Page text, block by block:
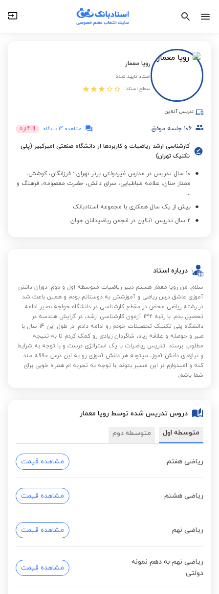
رویا معمار
استاد تایید شده
سطح استاد:
تدریس آنلاین
106 جلسه موفق مشاهده 14 دیدگاه 4.9 از 5
کارشناسی ارشد ریاضیات و کاربردها از دانشگاه صنعتی امیرکبیر (پلی
تکنیک تهران)
10 سال تدریس در مدارس غیردولتی برتر تهران : فرزانگان، کوشش،
ممتاز حنان، علامه طباطبایی، سرای دانش، حضرت معصومه، فرهنگ و
...
بیش از یک سال همکاری با مجموعه استادبانک
2 سال تدریس آنلاین در انجمن ریاضیدانان جوان
درباره استاد
سلام. من رویا معمار هستم دبیر ریاضیات متوسطه اول و دوم. دوران دانش
آموزی عاشق درس ریاضی و آموزشش به دوستانم بودم و همین باعث شد
در رشته ریاضی محض در مقطع کارشناسی در دانشگاه خواجه نصیر ادامه
تحصیل بدم. با رتبه 132 آزمون کارشناسی ارشد، در گرایش هندسه در
دانشگاه پلی تکنیک تحصیلات خودم رو ادامه دادم. در طول این 14 سال با
صبر و حوصله و علاقه زیاد، شاگردان زیادی رو کمک کردم تا به نتیجه
مطلوب برسند. تدریس ریاضیات با یک استراتژی درست و با توجه به شرایط
و نیازهای دانش آموز، میتونه هر دانش آموزی رو به این درس علاقه مند
کنه و امیدوارم در این مسیر بتونم با توجه به تجربه ام همراه خوبی برای
شما باشم.
دروس تدریس شده توسط رویا معمار
متوسطه اول متوسطه دوم
ریاضی هفتم مشاهده قیمت
ریاضی هشتم مشاهده قیمت
ریاضی نهم مشاهده قیمت
ریاضی نهم به دهم نمونه
دولتی
مشاهده قیمت